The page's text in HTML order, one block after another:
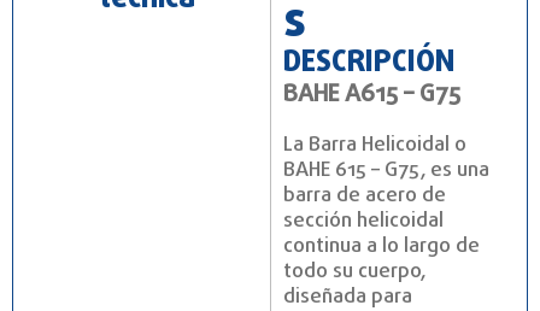
s
DESCRIPCIÓN
BAHE A615 – G75
La Barra Helicoidal o
BAHE 615 – G75, es una
barra de acero de
sección helicoidal
continua a lo largo de
todo su cuerpo,
diseñada para